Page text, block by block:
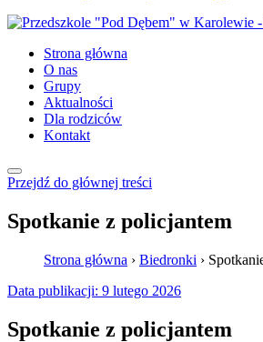
Strona główna
O nas
Grupy
Aktualności
Dla rodziców
Kontakt
Przejdź do głównej treści
Spotkanie z policjantem
Strona główna › Biedronki ›
Data publikacji: 9 lutego 2026
Spotkanie z policjantem